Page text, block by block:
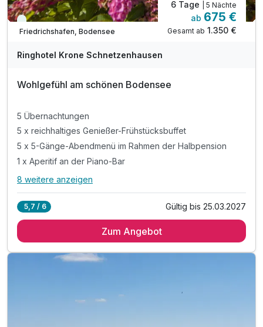
WAR
202
Viele Termine frei
Friedrichshafen, Bodensee
6 Tage | 5 Nächte
ab 675 €
Gesamt ab 1.350 €
Ringhotel Krone Schnetzenhausen
Wohlgefühl am schönen Bodensee
5 Übernachtungen
5 x reichhaltiges Genießer-Frühstücksbuffet
5 x 5-Gänge-Abendmenü im Rahmen der Halbpension
1 x Aperitif an der Piano-Bar
Alle Inklusivleistungen
5 x reichhaltiges Genießer-Frühstücksbuffet
1 x Aperitif an der Piano-Bar
8 weitere anzeigen
5,7 / 6 Gültig bis 25.03.2027
Zum Angebot